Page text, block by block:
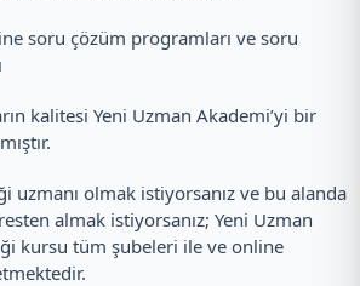
soru çözüm programları ve soru
kalitesi Yeni Uzman Akademi’yi bir
uzmanı olmak istiyorsanız ve bu alanda
almak istiyorsanız; Yeni Uzman
kursu tüm şubeleri ile ve online